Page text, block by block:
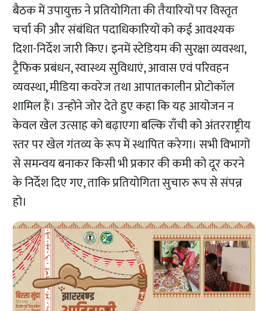
बैठक में उपायुक्त ने प्रतियोगिता की तैयारियों पर विस्तृत
चर्चा की और संबंधित पदाधिकारियों को कई आवश्यक
दिशा-निर्देश जारी किए। इनमें स्टेडियम की सुरक्षा व्यवस्था,
ट्रैफिक प्रबंधन, स्वास्थ्य सुविधाएं, आवास एवं परिवहन
व्यवस्था, मीडिया कवरेज तथा आपातकालीन प्रोटोकॉल
शामिल हैं। उन्होंने जोर देते हुए कहा कि यह आयोजन न
केवल खेल उत्साह को बढ़ाएगा बल्कि राँची को अंतरराष्ट्रीय
स्तर पर खेल गंतव्य के रूप में स्थापित करेगा। सभी विभागों
से समन्वय बनाकर किसी भी प्रकार की कमी को दूर करने
के निर्देश दिए गए, ताकि प्रतियोगिता सुचारु रूप से संपन्न
हो।